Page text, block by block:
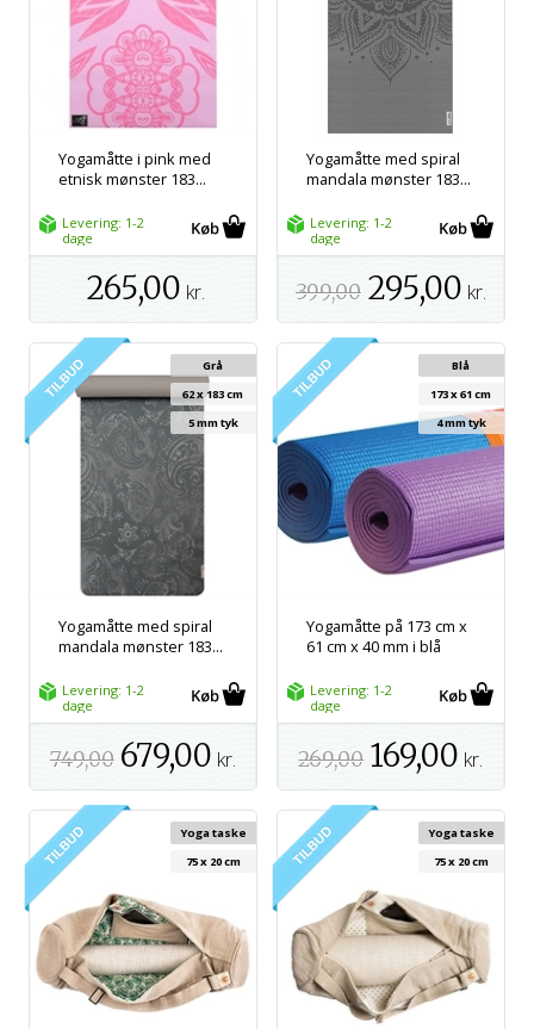
Yogamåtte i pink med
etnisk mønster 183...
Levering: 1-2
dage
265,00 kr.
Yogamåtte med spiral
mandala mønster 183...
Levering: 1-2
dage
399,00 295,00 kr.
Yogamåtte med spiral
mandala mønster 183...
Grå
62 x 183 cm
5 mm tyk
Levering: 1-2
dage
749,00 679,00 kr.
Yogamåtte på 173 cm x
61 cm x 40 mm i blå
Blå
173 x 61 cm
4 mm tyk
Levering: 1-2
dage
269,00 169,00 kr.
Yoga taske
75 x 20 cm
Yoga taske
75 x 20 cm